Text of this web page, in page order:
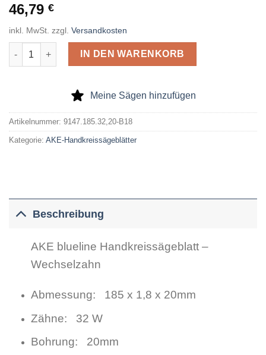
46,79 €
inkl. MwSt. zzgl. Versandkosten
AKE Handkreissägeblatt 185 x 1,8 x 20 Z= 32 W Menge
IN DEN WARENKORB
Meine Sägen hinzufügen
Artikelnummer: 9147.185.32,20-B18
Kategorie: AKE-Handkreissägeblätter
Beschreibung
AKE blueline Handkreissägeblatt –
Wechselzahn
Abmessung: 185 x 1,8 x 20mm
Zähne: 32 W
Bohrung: 20mm